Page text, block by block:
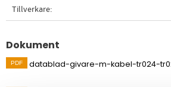
Tillverkare
Dokument
datablad-givare-m-kabel-tr024-